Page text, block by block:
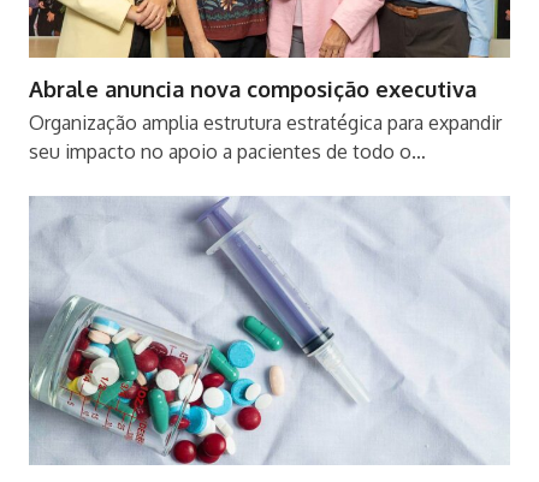
Abrale anuncia nova composição executiva
Organização amplia estrutura estratégica para expandir
seu impacto no apoio a pacientes de todo o…